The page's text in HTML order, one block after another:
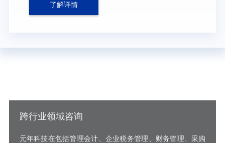
了解详情
跨行业领域咨询
元年科技在包括管理会计、企业税务管理、财务管理、采购